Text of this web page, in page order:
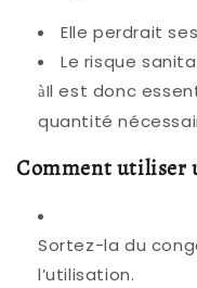
Elle perdrait
Le risque
àIl est donc
quantité
Comment utiliser
Sortez-la du
l’utilisation.